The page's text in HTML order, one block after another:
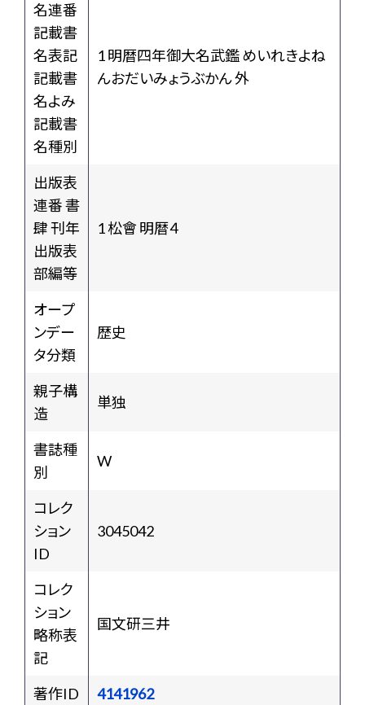
名連番
記載書
名表記
記載書
名よみ
記載書
名種別
1 明暦四年御大名武鑑 めいれきよね
んおだいみょうぶかん 外
出版表
連番 書
肆 刊年
出版表
部編等
1 松會 明暦４
オープ
ンデー
タ分類
歴史
親子構
造
単独
書誌種
別
W
コレク
ション
ID
3045042
コレク
ション
略称表
記
国文研三井
著作ID
4141962